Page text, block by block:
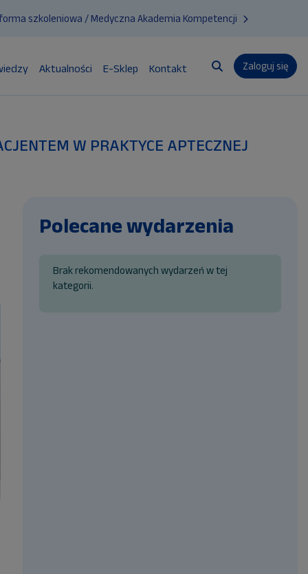
szkoleniowa / Medyczna Akademia Kompetencji
Aktualności E-Sklep
Kontakt
Przełącznik
Zaloguj się
W PRAKTYCE APTECZNEJ
Polecane wydarzenia
Brak rekomendowanych wydarzeń w tej
kategorii.